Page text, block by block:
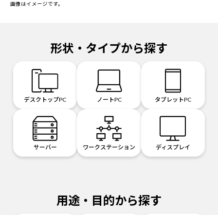
画像はイメージです。
形状・タイプから探す
デスクトップPC ノートPC タブレットPC
サーバー ワークステーション ディスプレイ
用途・目的から探す